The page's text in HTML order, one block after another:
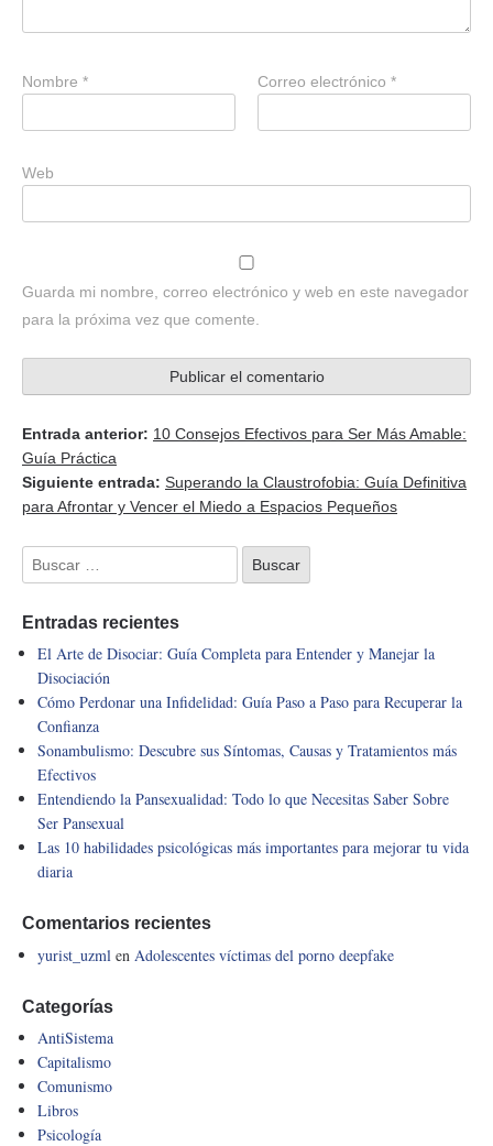
Nombre * Correo electrónico*
Web
Guarda mi nombre, correo electrónico y web en este navegador
para la próxima vez que comente.
Entrada anterior: 10 Consejos Efectivos para Ser Más Amable:
Guía Práctica
Siguiente entrada: Superando la Claustrofobia: Guía Definitiva
para Afrontar y Vencer el Miedo a Espacios Pequeños
Entradas recientes
El Arte de Disociar: Guía Completa para Entender y Manejar la
Disociación
Cómo Perdonar una Infidelidad: Guía Paso a Paso para Recuperar la
Confianza
Sonambulismo: Descubre sus Síntomas, Causas y Tratamientos más
Efectivos
Entendiendo la Pansexualidad: Todo lo que Necesitas Saber Sobre
Ser Pansexual
Las 10 habilidades psicológicas más importantes para mejorar tu vida
diaria
Comentarios recientes
yurist_uzml en Adolescentes víctimas del porno deepfake
Categorías
AntiSistema
Capitalismo
Comunismo
Libros
Psicología